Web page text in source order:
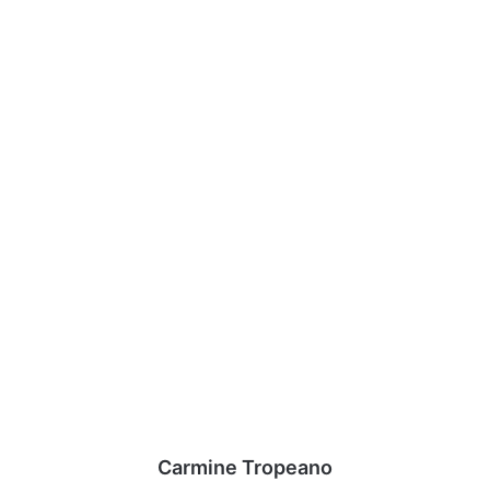
Carmine Tropeano